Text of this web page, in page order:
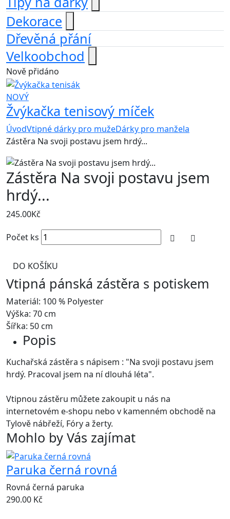
Dekorace
Dřevěná přání
Velkoobchod
Nově přidáno
NOVÝ
Žvýkačka tenisový míček
ÚvodVtipné dárky pro mužeDárky pro manžela
Zástěra Na svoji postavu jsem hrdý...
Zástěra Na svoji postavu jsem
hrdý...
245.00Kč
Počet ks
DO KOŠÍKU
Vtipná pánská zástěra s potiskem
Materiál: 100 % Polyester
Výška: 70 cm
Šířka: 50 cm
Popis
Kuchařská zástěra s nápisem : "Na svoji postavu jsem
hrdý. Pracoval jsem na ní dlouhá léta".
Vtipnou zástěru můžete zakoupit u nás na
internetovém e-shopu nebo v kamenném obchodě na
Tylově nábřeží, Fóry a žerty.
Mohlo by Vás zajímat
Paruka černá rovná
Rovná černá paruka
290.00 Kč